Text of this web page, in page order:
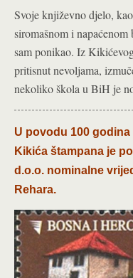
Svoje književno djelo,
siromašnom i
sam ponikao. Iz
pritisnut nevoljama,
nekoliko škola u BiH je
U povodu 100
Kikića štampana je
d.o.o. nominalne
Rehara.